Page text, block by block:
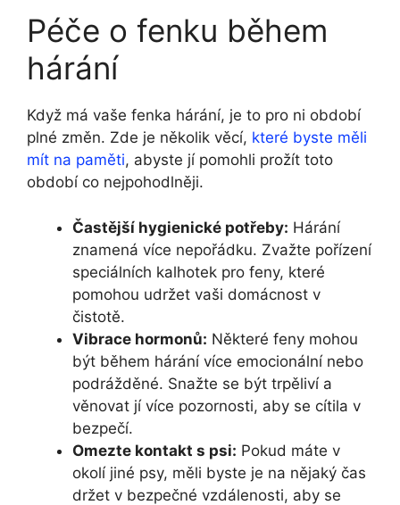
Péče o fenku během
hárání
Když má vaše fenka hárání, je to pro ni období
plné změn. Zde je několik věcí, které byste měli
mít na paměti, abyste jí pomohli prožít toto
období co nejpohodlněji.
Častější hygienické potřeby: Hárání
znamená více nepořádku. Zvažte pořízení
speciálních kalhotek pro feny, které
pomohou udržet vaši domácnost v
čistotě.
Vibrace hormonů: Některé feny mohou
být během hárání více emocionální nebo
podrážděné. Snažte se být trpěliví a
věnovat jí více pozornosti, aby se cítila v
bezpečí.
Omezte kontakt s psi: Pokud máte v
okolí jiné psy, měli byste je na nějaký čas
držet v bezpečné vzdálenosti, aby se